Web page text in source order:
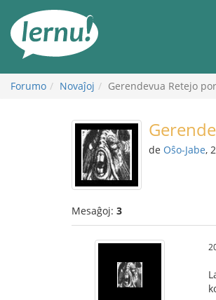
enhavo
Forumo Novaĵoj Gerendevua Retejo
de Oŝo-Jabe,
Mesaĝoj: 3